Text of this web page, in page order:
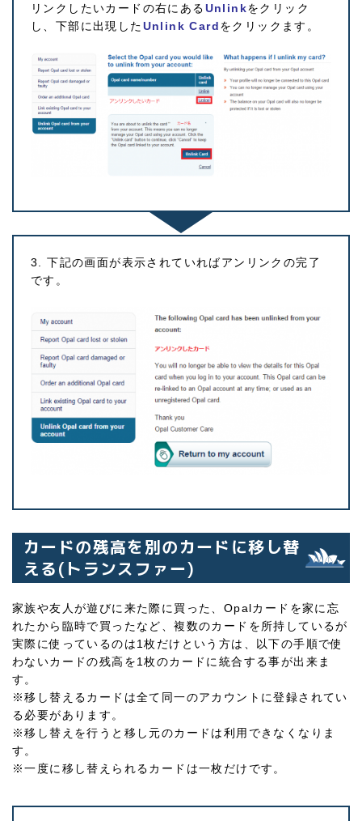
リンクしたいカードの右にあるUnlinkをクリック
し、下部に出現したUnlink Cardをクリックます。
3. 下記の画面が表示されていればアンリンクの完了
です。
カードの残高を別のカードに移し替
える(トランスファー)
家族や友人が遊びに来た際に買った、Opalカードを家に忘
れたから臨時で買ったなど、複数のカードを所持しているが
実際に使っているのは1枚だけという方は、以下の手順で使
わないカードの残高を1枚のカードに統合する事が出来ま
す。
※移し替えるカードは全て同一のアカウントに登録されてい
る必要があります。
※移し替えを行うと移し元のカードは利用できなくなりま
す。
※一度に移し替えられるカードは一枚だけです。